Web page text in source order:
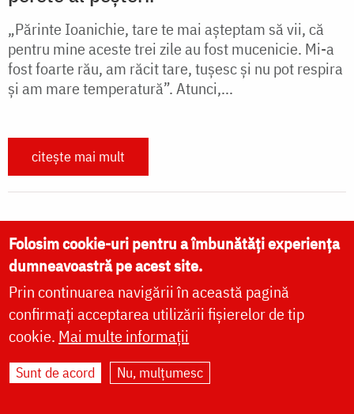
„Părinte Ioanichie, tare te mai așteptam să vii, că
pentru mine aceste trei zile au fost mucenicie. Mi-a
fost foarte rău, am răcit tare, tușesc și nu pot respira
și am mare temperatură”. Atunci,...
citește mai mult
PaginareFirst page
« Prima pagină Next page
Următoarea pagină
Last page
Ultima pagină »
Folosim cookie-uri pentru a îmbunătăți experiența
dumneavoastră pe acest site.
Prin continuarea navigării în această pagină
confirmați acceptarea utilizării fișierelor de tip
cookie. Mai multe informații
Sunt de acord Nu, mulțumesc